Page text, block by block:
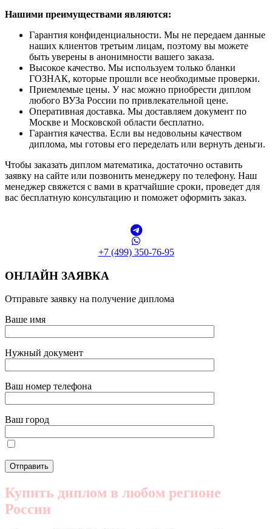
Нашими преимуществами являются:
Гарантия конфиденциальности. Мы не передаем данные
наших клиентов третьим лицам, поэтому вы можете
быть уверены в анонимности вашего заказа.
Высокое качество. Мы используем только бланки
ГОЗНАК, которые прошли все необходимые проверки.
Приемлемые цены. У нас можно приобрести диплом
любого ВУЗа России по привлекательной цене.
Оперативная доставка. Мы доставляем документ по
Москве и Московской области бесплатно.
Гарантия качества. Если вы недовольны качеством
диплома, мы готовы его переделать или вернуть деньги.
Чтобы заказать диплом математика, достаточно оставить
заявку на сайте или позвонить менеджеру по телефону. Наш
менеджер свяжется с вами в кратчайшие сроки, проведет для
вас бесплатную консультацию и поможет оформить заказ.
+7 (499) 350-76-95
ОНЛАЙН ЗАЯВКА
Отправьте заявку на получение диплома
Ваше имя
Нужный документ
Ваш номер телефона
Ваш город
Купить диплом в любом регионе
России